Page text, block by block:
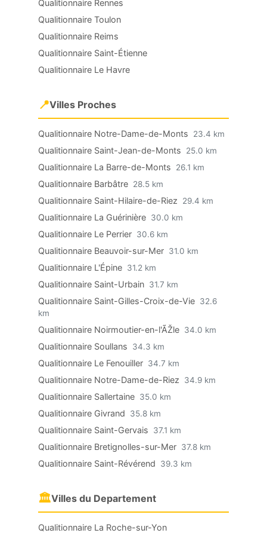
Qualitionnaire Rennes
Qualitionnaire Toulon
Qualitionnaire Reims
Qualitionnaire Saint-Étienne
Qualitionnaire Le Havre
📍Villes Proches
Qualitionnaire Notre-Dame-de-Monts 23.4 km
Qualitionnaire Saint-Jean-de-Monts 25.0 km
Qualitionnaire La Barre-de-Monts 26.1 km
Qualitionnaire Barbâtre 28.5 km
Qualitionnaire Saint-Hilaire-de-Riez 29.4 km
Qualitionnaire La Guérinière 30.0 km
Qualitionnaire Le Perrier 30.6 km
Qualitionnaire Beauvoir-sur-Mer 31.0 km
Qualitionnaire L'Épine 31.2 km
Qualitionnaire Saint-Urbain 31.7 km
Qualitionnaire Saint-Gilles-Croix-de-Vie 32.6
km
Qualitionnaire Noirmoutier-en-l'ÃŽle 34.0 km
Qualitionnaire Soullans 34.3 km
Qualitionnaire Le Fenouiller 34.7 km
Qualitionnaire Notre-Dame-de-Riez 34.9 km
Qualitionnaire Sallertaine 35.0 km
Qualitionnaire Givrand 35.8 km
Qualitionnaire Saint-Gervais 37.1 km
Qualitionnaire Bretignolles-sur-Mer 37.8 km
Qualitionnaire Saint-Révérend 39.3 km
🏛Villes du Departement
Qualitionnaire La Roche-sur-Yon